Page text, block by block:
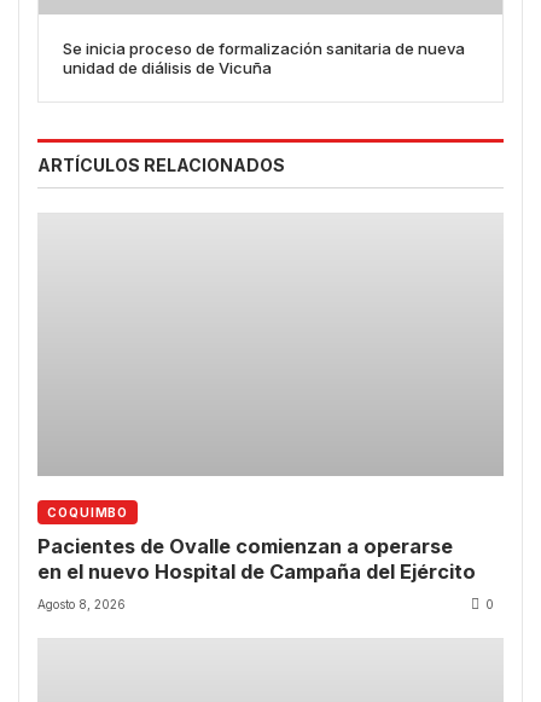
Se inicia proceso de formalización sanitaria de nueva
unidad de diálisis de Vicuña
ARTÍCULOS RELACIONADOS
COQUIMBO
Pacientes de Ovalle comienzan a operarse
en el nuevo Hospital de Campaña del Ejército
Agosto 8, 2026 0